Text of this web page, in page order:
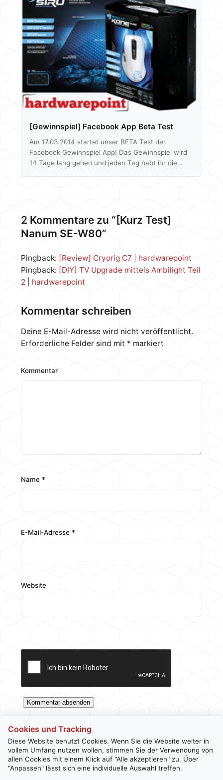
einem Unboxing. Viel Spaß dabei! Unboxing
Lieferumfang: 4x Kabelbinder 1x PCI Blende 1x
Quick Installation Guide 3x
Mainboardabstandhalter 9x Mainboardschrauben
20x M3 Schrauben für SSD´s…
[Gewinnspiel] Facebook App Beta Test
Am 17.03.2014 startet unser BETA Test der
Facebook Gewinnspiel App! Das Gewinnspiel wird
14 Tage lang gehen und jeden Tag habt ihr die
info@hardwarepoint.net zu schicken, ist ja ein
BETA Test - Danke. Die Tagesgewinne sind
hauptsächlich Game Key´s für Steam und Origin,
2 Kommentare zu “[Kurz Test]
Nanum SE-W80”
Pingback: [Review] Cryorig C7 | hardwarepoint
Pingback: [DIY] TV Upgrade mittels Ambilight Teil
2 | hardwarepoint
Kommentar schreiben
Deine E-Mail-Adresse wird nicht veröffentlicht.
Erforderliche Felder sind mit * markiert
Kommentar
Name *
E-Mail-Adresse *
Website
KontaktNewsletterImpressumDatenschutz
Cookies und Tracking
Diese Website benutzt Cookies. Wenn Sie die Website weiter in
vollem Umfang nutzen wollen, stimmen Sie der Verwendung von
allen Cookies mit einem Klick auf "Alle akzeptieren" zu. Über
"Anpassen" lässt sich eine individuelle Auswahl treffen.